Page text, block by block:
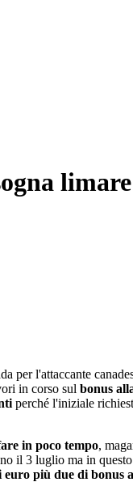
per l'attaccante
in corso sul bonus
perché l'iniziale
in poco tempo,
il 3 luglio ma in
più due di bonus